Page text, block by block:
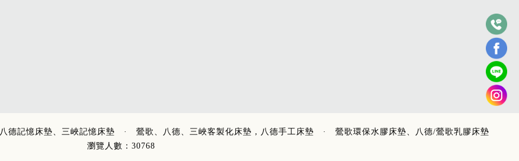
八德記憶床墊、三峽記憶床墊 · 鶯歌、八德、三峽客製化床墊，八德手工床墊 · 鶯歌環保水膠床墊、八德/鶯歌乳膠床墊
瀏覽人數：30768